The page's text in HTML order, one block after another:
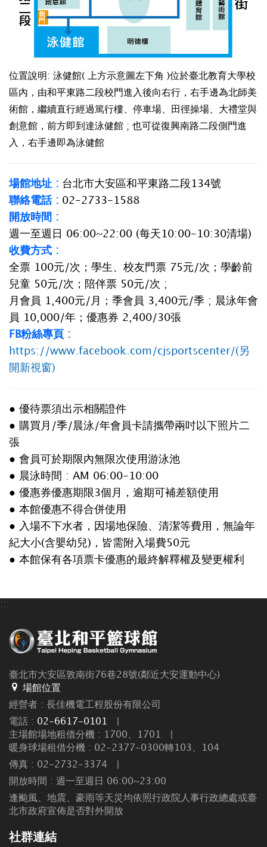
位置說明: 泳健館( 上方示意圖左下角 )位於臺北教育大學校
區內，由和平東路二段校門進入後向右行，右手邊為北師美
術館，繼續直行經過篤行樓、停車場、田徑操場、大禮堂與
創意館，前方即到達泳健館 ; 也可從復興南路二段側門進
入，右手邊即為泳健館
場館地址 : 台北市大安區和平東路二段134號
聯絡電話 : 02-2733-1588
開放時間 :
週一至週日 06:00~22:00 (每天10:00-10:30清場)
收費方式 :
全票 100元/次；學生、校友門票 75元/次；學齡前
兒童 50元/次；陪伴票 50元/次 ;
月會員 1,400元/月；季會員 3,400元/季 ; 晨泳年會
員 10,000/年；優惠券 2,400/30張
FB粉絲專頁 :
https://www.facebook.com/cjsportscenter/(另
開新視窗)
● 優待票須出示相關證件
● 購買月/季/晨泳/年會員卡請攜帶兩吋以下照片二
張
● 會員可於期限內無限次使用游泳池
● 晨泳時間 : AM 06:00-10:00
● 優惠券優惠期限3個月，逾期可補差額使用
● 本館優惠不得合併使用
● 入場不下水者，因場地保險、清潔等費用，無論年
紀大小(含嬰幼兒)，皆需附入場費50元
● 本館保有各項票卡優惠的最終解釋權及變更權利
:::
臺北市大安區敦南街76巷28號(鄰近大安運動中心)
場館位置
經營者 : 長佳機電工程股份有限公司
電話 : 02-6617-0101
主場館場地租借分機 : 1700、1701
暖身球場租借分機 : 02-2377-0300轉103、104
傳真 : 02-2732-3374
開放時間 : 週一至週日 06:00~23:00
逢颱風、地震、豪雨等天災均依照行政院人事行政總處或臺
北市政府宣佈是否對外開放
社群連結